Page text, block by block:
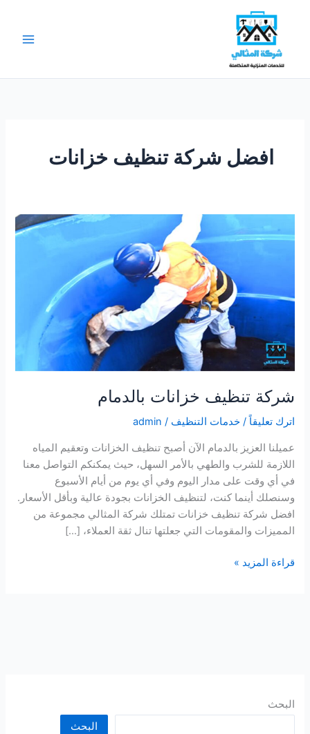
المحتوى
افضل شركة تنظيف خزانات
شركة تنظيف خزانات بالدمام
اترك تعليقاً /خدمات التنظيف /
admin
عميلنا العزيز بالدمام الآن أصبح تنظيف الخزانات وتعقيم المياه
اللازمة للشرب والطهي بالأمر السهل، حيث يمكنكم التواصل معنا
في أي وقت على مدار اليوم وفي أي يوم من أيام الأسبوع
وسنصلك أينما كنت، لتنظيف الخزانات بجودة عالية وبأقل الأسعار.
افضل شركة تنظيف خزانات تمتلك شركة المثالي مجموعة من
المميزات والمقومات التي جعلتها تنال ثقة العملاء، […]
شركة
قراءة المزيد »
البحث
البحث